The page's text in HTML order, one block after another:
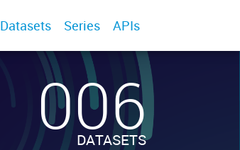
Datasets Series APIs
006
DATASETS